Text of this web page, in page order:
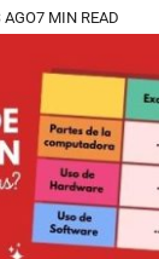
AGO7 MIN READ